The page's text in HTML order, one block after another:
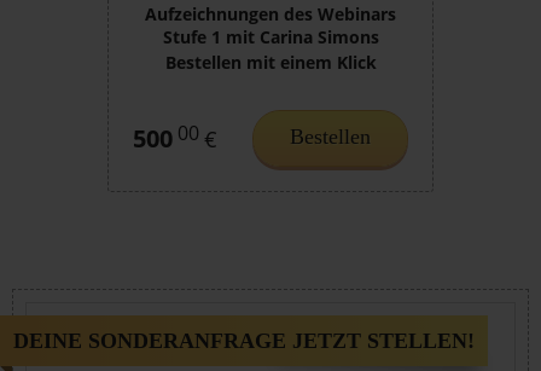
Aufzeichnungen des Webinars
Stufe 1 mit Carina Simons
Bestellen mit einem Klick
500 00 € Bestellen
DEINE SONDERANFRAGE JETZT STELLEN!